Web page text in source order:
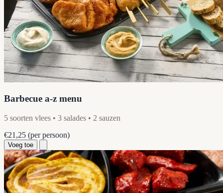
Barbecue a-z menu
5 soorten vlees • 3 salades • 2 sauzen
€21,25 (per persoon)
Voeg toe